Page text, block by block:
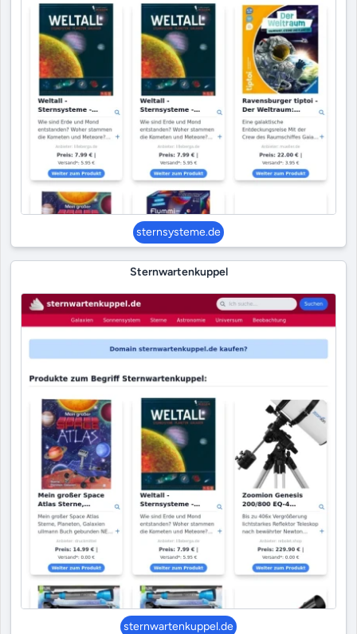
sternsysteme.de
Sternwartenkuppel
sternwartenkuppel.de